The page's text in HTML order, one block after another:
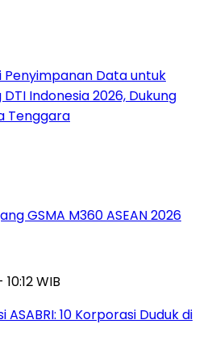
Penyimpanan Data untuk
Indonesia 2026, Dukung
Tenggara
GSMA M360 ASEAN 2026
WIB
10 Korporasi Duduk di